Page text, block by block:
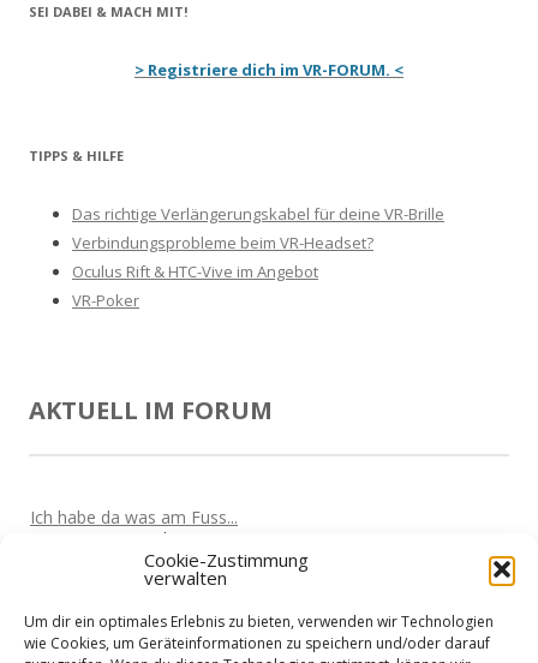
Cookie-Zustimmung
verwalten
Um dir ein optimales Erlebnis zu bieten, verwenden wir Technologien
wie Cookies, um Geräteinformationen zu speichern und/oder darauf
SEI DABEI & MACH MIT!
> Registriere dich im VR-FORUM. <
TIPPS & HILFE
Das richtige Verlängerungskabel für deine VR-Brille
Verbindungsprobleme beim VR-Headset?
Oculus Rift & HTC-Vive im Angebot
VR-Poker
AKTUELL IM FORUM
Ich habe da was am Fuss...
Vor 5 Jahren
Oculus Quest wird den Markt überrollen
Kabellose VR-Gaming mit einem Clould-Gaming Dienst?